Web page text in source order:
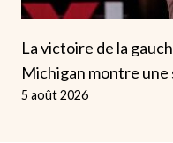
La victoire de la
Michigan montre
5 août 2026